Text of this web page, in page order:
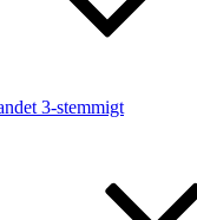
3-stemmigt